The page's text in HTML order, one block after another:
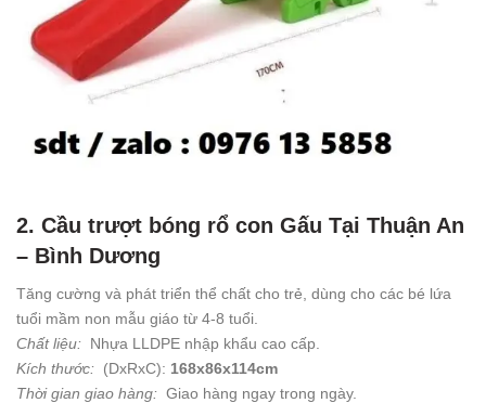
2. Cầu trượt bóng rổ con Gấu Tại Thuận An
– Bình Dương
Tăng cường và phát triển thể chất cho trẻ, dùng cho các bé lứa
tuổi mầm non mẫu giáo từ 4-8 tuổi.
Chất liệu: Nhựa LLDPE nhập khẩu cao cấp.
Kích thước: (DxRxC): 168x86x114cm
Thời gian giao hàng: Giao hàng ngay trong ngày.